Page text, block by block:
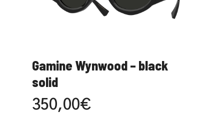
Gamine Wynwood – black
solid
350,00€